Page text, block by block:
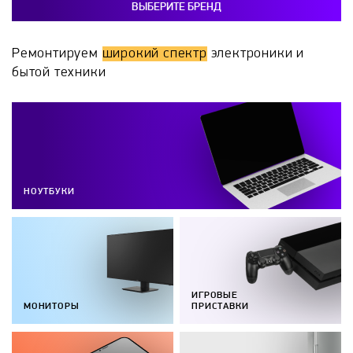
ВЫБЕРИТЕ БРЕНД
Ремонтируем широкий спектр электроники и
бытой техники
НОУТБУКИ
МОНИТОРЫ
ИГРОВЫЕ
ПРИСТАВКИ